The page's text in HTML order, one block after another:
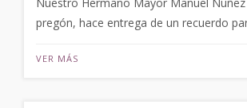
pregón, hace entrega de un recuerdo
VER MÁS